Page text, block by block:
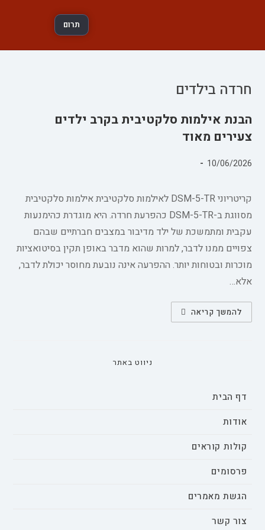
תרום
חרדה בילדים
הבנת אילמות סלקטיבית בקרב ילדים
צעירים מאוד
פורסם:
10/06/2026
קריטריוני DSM-5-TR לאילמות סלקטיבית אילמות סלקטיבית
מסווגת ב-DSM-5-TR כהפרעת חרדה. היא מוגדרת כהימנעות
עקבית ומתמשכת של ילד מדיבור במצבים חברתיים שבהם
צפויים ממנו לדבר, למרות שהוא מדבר באופן תקין בסיטואציות
מוכרות ובטוחות יותר. ההפרעה אינה נובעת מחוסר יכולת לדבר,
אלא…
להמשך קריאההבנת
אילמות
ניווט באתר
דף הבית
אודות
קולות קוראים
פרסומים
הגשת מאמרים
צור קשר